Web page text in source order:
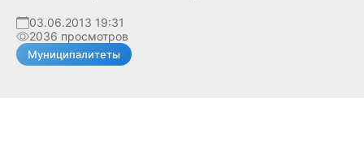
03.06.2013 19:31
2036 просмотров
Муниципалитеты